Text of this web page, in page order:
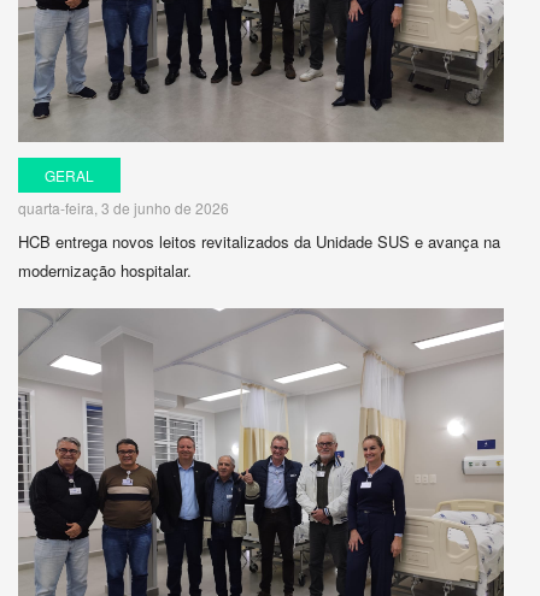
GERAL
quarta-feira, 3 de junho de 2026
HCB entrega novos leitos revitalizados da Unidade SUS e avança na
modernização hospitalar.